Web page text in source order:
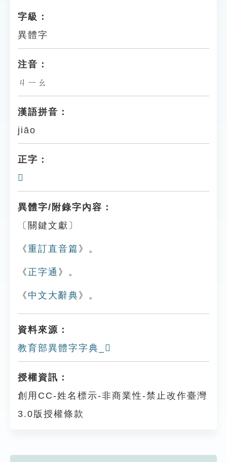
字級：
異體字
注音：
ㄐㄧㄠ
漢語拼音：
jiāo
正字：
𣝞
異體字/附錄字內容：
〔關鍵文獻〕
《重訂直音篇 》。
《 正字通 》。
《 中文大辭典 》。
資料來源：
教育部異體字字典_𩏙
授權資訊：
創用CC-姓名標示-非商業性-禁止改作臺灣
3.0版授權條款